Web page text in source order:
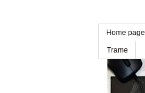
Home page
Trame